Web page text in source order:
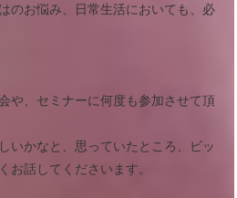
のお悩み、日常生活においても、必
や、セミナーに何度も参加させて頂
いかなと、思っていたところ、ビッ
お話してくださいます。